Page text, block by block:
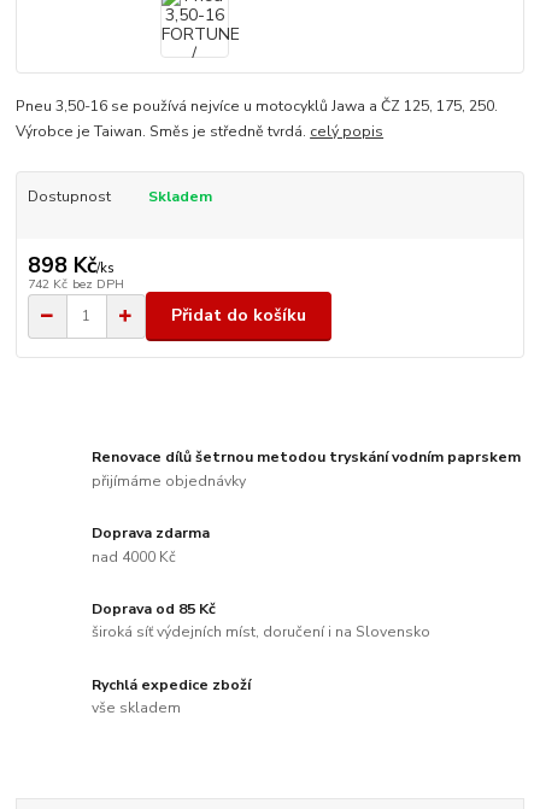
Pneu 3,50-16 se používá nejvíce u motocyklů Jawa a ČZ 125, 175, 250.
Výrobce je Taiwan. Směs je středně tvrdá. celý popis
Dostupnost Skladem
898 Kč/ks
742 Kč bez DPH
Přidat do košíku
Renovace dílů šetrnou metodou tryskání vodním paprskem
přijímáme objednávky
Doprava zdarma
nad 4000 Kč
Doprava od 85 Kč
široká síť výdejních míst, doručení i na Slovensko
Rychlá expedice zboží
vše skladem